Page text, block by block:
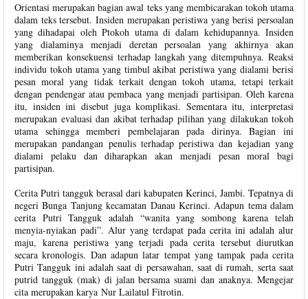
Orientasi merupakan bagian awal teks yang membicarakan tokoh utama
dalam teks tersebut. Insiden merupakan peristiwa yang berisi persoalan
yang dihadapai oleh Ptokoh utama di dalam kehidupannya. Insiden
yang dialaminya menjadi deretan persoalan yang akhirnya akan
memberikan konsekuensi terhadap langkah yang ditempuhnya. Reaksi
individu tokoh utama yang timbul akibat peristiwa yang dialami berisi
pesan moral yang tidak terkait dengan tokoh utama, tetapi terkait
dengan pendengar atau pembaca yang menjadi partisipan. Oleh karena
itu, insiden ini disebut juga komplikasi. Sementara itu, interpretasi
merupakan evaluasi dan akibat terhadap pilihan yang dilakukan tokoh
utama sehingga memberi pembelajaran pada dirinya. Bagian ini
merupakan pandangan penulis terhadap peristiwa dan kejadian yang
dialami pelaku dan diharapkan akan menjadi pesan moral bagi
partisipan.
Cerita Putri tangguk berasal dari kabupaten Kerinci, Jambi. Tepatnya di
negeri Bunga Tanjung kecamatan Danau Kerinci. Adapun tema dalam
cerita Putri Tangguk adalah “wanita yang sombong karena telah
menyia-nyiakan padi”. Alur yang terdapat pada cerita ini adalah alur
maju, karena peristiwa yang terjadi pada cerita tersebut diurutkan
secara kronologis. Dan adapun latar tempat yang tampak pada cerita
Putri Tangguk ini adalah saat di persawahan, saat di rumah, serta saat
putrid tangguk (mak) di jalan bersama suami dan anaknya. Mengejar
cita merupakan karya Nur Lailatul Fitrotin.